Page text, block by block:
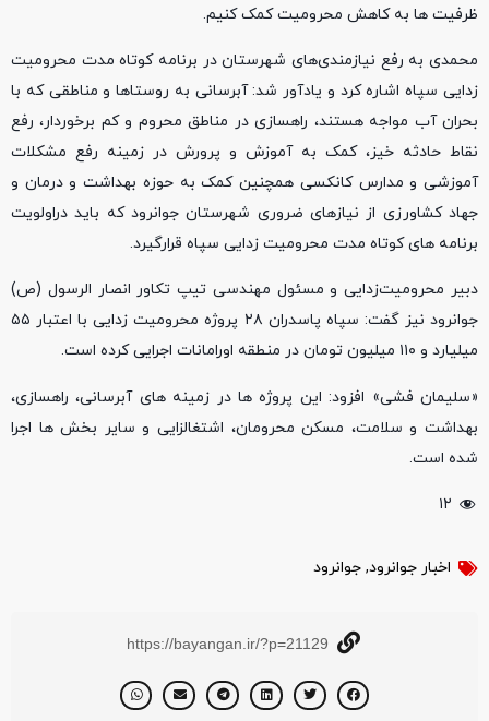
ظرفیت ها به کاهش محرومیت کمک کنیم.
محمدی به رفع نیازمندی‌های شهرستان در برنامه کوتاه مدت محرومیت
زدایی سپاه اشاره کرد و یادآور شد: آبرسانی به روستاها و مناطقی که با
بحران آب مواجه هستند، راهسازی در مناطق محروم و کم برخوردار، رفع
نقاط حادثه خیز، کمک به آموزش و پرورش در زمینه رفع مشکلات
آموزشی و مدارس کانکسی همچنین کمک به حوزه بهداشت و درمان و
جهاد کشاورزی از نیازهای ضروری شهرستان جوانرود که باید دراولویت
برنامه های کوتاه مدت محرومیت زدایی سپاه قرارگیرد.
دبیر محرومیت‌زدایی و مسئول مهندسی تیپ تکاور انصار الرسول (ص)
جوانرود نیز گفت: سپاه پاسدران ۲۸ پروژه محرومیت زدایی با اعتبار ۵۵
میلیارد و ۱۱۰ میلیون تومان در منطقه اورامانات اجرایی کرده است.
«سلیمان فشی» افزود: این پروژه ها در زمینه های آبرسانی، راهسازی،
بهداشت و سلامت، مسکن محرومان، اشتغالزایی و سایر بخش ها اجرا
شده است.
۱۲
اخبار جوانرود, جوانرود
https://bayangan.ir/?p=21129